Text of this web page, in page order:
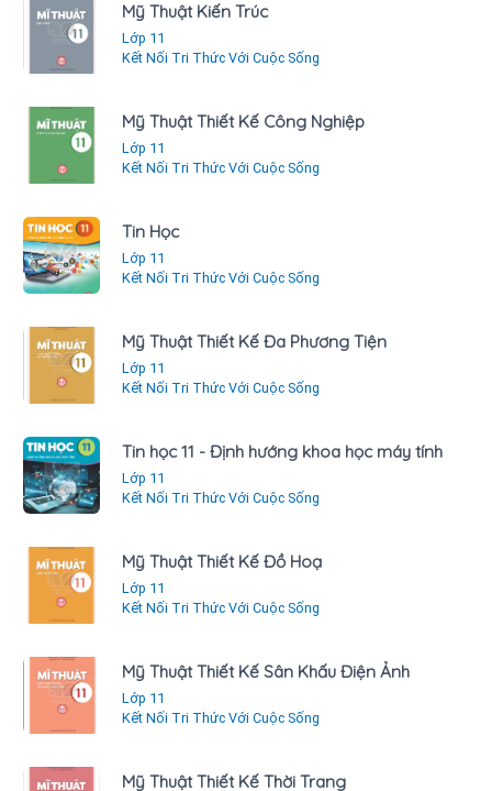
Mỹ Thuật Kiến Trúc
Lớp 11
Kết Nối Tri Thức Với Cuộc Sống
Mỹ Thuật Thiết Kế Công Nghiệp
Lớp 11
Kết Nối Tri Thức Với Cuộc Sống
Tin Học
Lớp 11
Kết Nối Tri Thức Với Cuộc Sống
Mỹ Thuật Thiết Kế Đa Phương Tiện
Lớp 11
Kết Nối Tri Thức Với Cuộc Sống
Tin học 11 - Định hướng khoa học máy tính
Lớp 11
Kết Nối Tri Thức Với Cuộc Sống
Mỹ Thuật Thiết Kế Đồ Hoạ
Lớp 11
Kết Nối Tri Thức Với Cuộc Sống
Mỹ Thuật Thiết Kế Sân Khấu Điện Ảnh
Lớp 11
Kết Nối Tri Thức Với Cuộc Sống
Mỹ Thuật Thiết Kế Thời Trang